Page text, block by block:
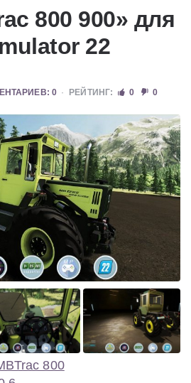
800 900» для
22
0 РЕЙТИНГ: 0 0